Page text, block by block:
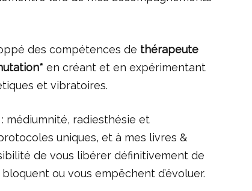
des compétences de thérapeute
en créant et en expérimentant
et vibratoires.
médiumnité, radiesthésie et
uniques, et à mes livres &
de vous libérer définitivement de
ou vous empêchent d’évoluer.